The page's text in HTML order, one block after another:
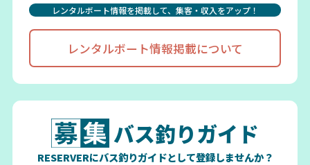
レンタルボート情報を掲載して、集客・収入をアップ！
レンタルボート情報掲載について
バス釣りガイド
RESERVERにバス釣りガイドとして登録しませんか？